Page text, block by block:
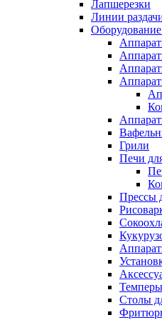
Лапшерезки
Линии
Грили
Печи
Прессы
Столы